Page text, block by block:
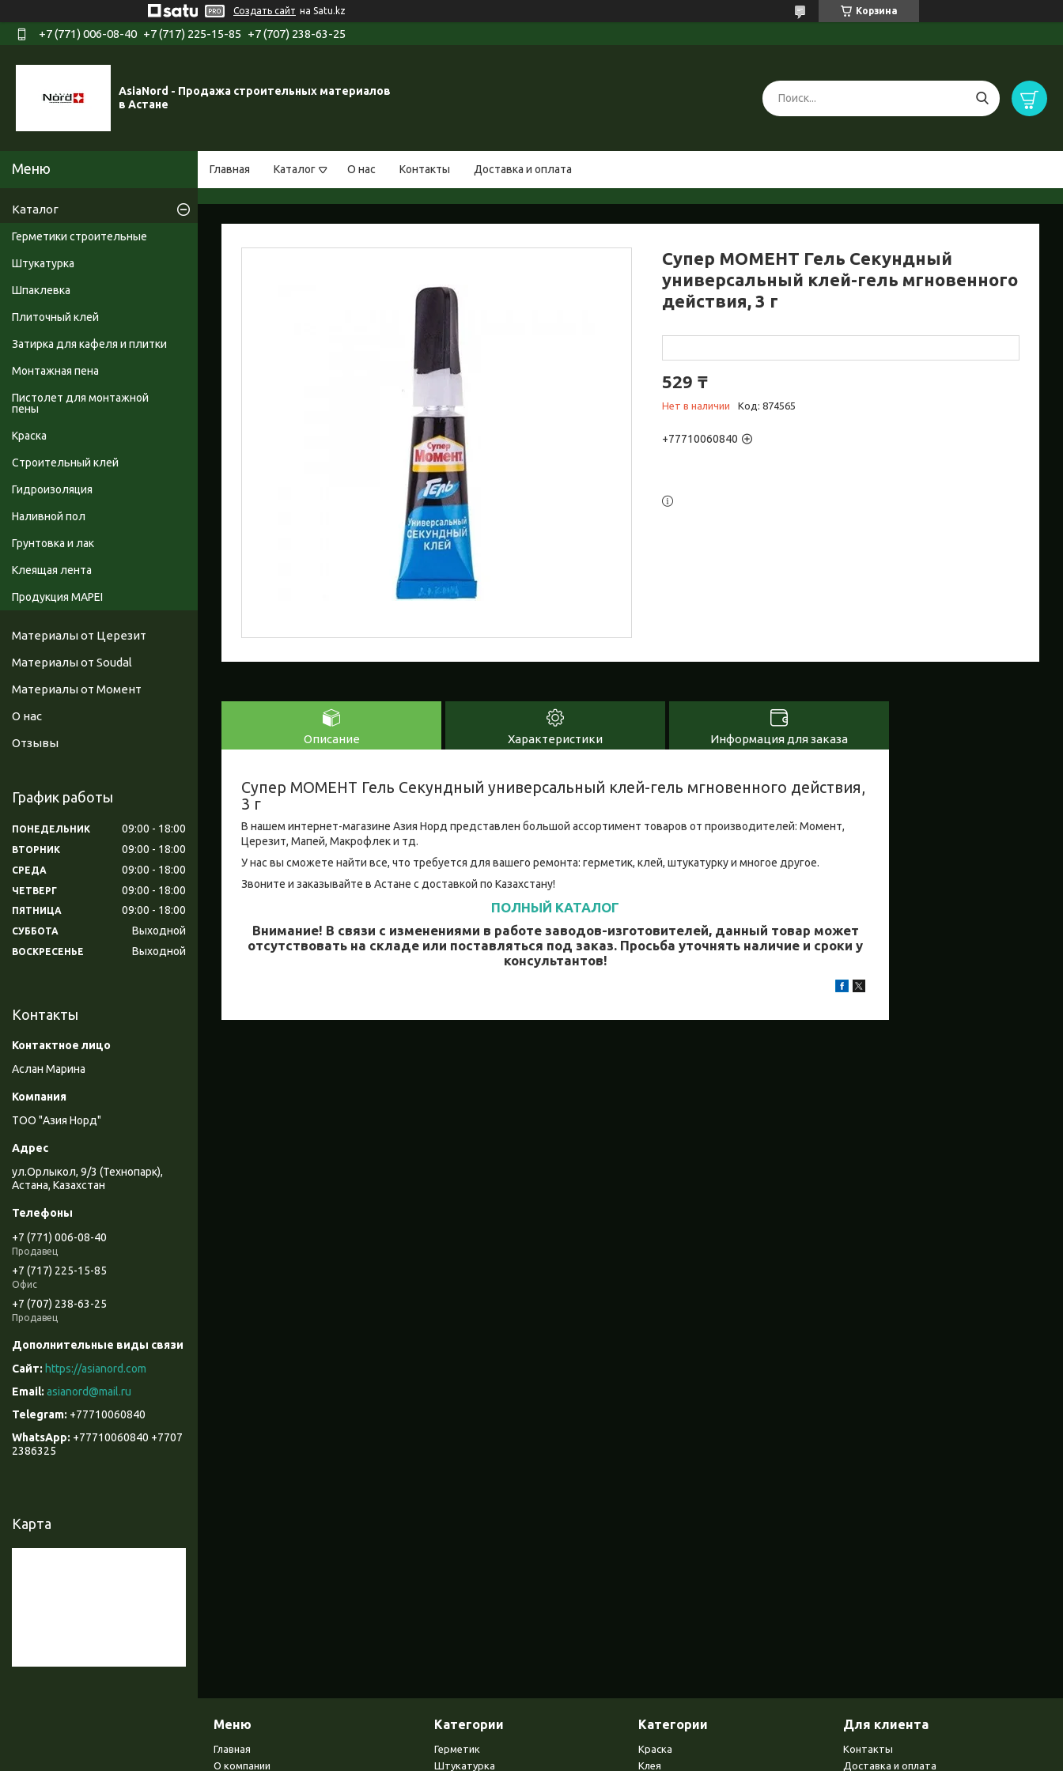
Создать сайт на Satu.kz Корзина
+7 (771) 006-08-40 +7 (717) 225-15-85 +7 (707) 238-63-25
AsiaNord - Продажа строительных материалов
в Астане
Главная Каталог О нас Контакты Доставка и оплата
Супер МОМЕНТ Гель Секундный
универсальный клей-гель мгновенного
действия, 3 г
529 ₸
Нет в наличии Код: 874565
+77710060840
Описание Характеристики Информация для заказа
Супер МОМЕНТ Гель Секундный универсальный клей-гель мгновенного действия,
3 г
В нашем интернет-магазине Азия Норд представлен большой ассортимент товаров от производителей: Момент,
Церезит, Мапей, Макрофлек и тд.
У нас вы сможете найти все, что требуется для вашего ремонта: герметик, клей, штукатурку и многое другое.
Звоните и заказывайте в Астане с доставкой по Казахстану!
ПОЛНЫЙ КАТАЛОГ
Внимание! В связи с изменениями в работе заводов-изготовителей, данный товар может
отсутствовать на складе или поставляться под заказ. Просьба уточнять наличие и сроки у
консультантов!
Каталог
Герметики строительные
Штукатурка
Шпаклевка
Плиточный клей
Затирка для кафеля и плитки
Монтажная пена
Пистолет для монтажной
пены
Краска
Строительный клей
Гидроизоляция
Наливной пол
Грунтовка и лак
Клеящая лента
Продукция MAPEI
Материалы от Церезит
Материалы от Soudal
Материалы от Момент
О нас
Отзывы
График работы
ПОНЕДЕЛЬНИК 09:00 18:00
ВТОРНИК 09:00 18:00
СРЕДА 09:00 18:00
ЧЕТВЕРГ 09:00 18:00
ПЯТНИЦА 09:00 18:00
СУББОТА Выходной
ВОСКРЕСЕНЬЕ Выходной
Контакты
Аслан Марина
ТОО "Азия Норд"
ул.Орлыкол, 9/3 (Технопарк),
Астана, Казахстан
+7 (771) 006-08-40
Продавец
+7 (717) 225-15-85
Офис
+7 (707) 238-63-25
Продавец
https://asianord.com
asianord@mail.ru
+77710060840
+77710060840 +7707
2386325
Карта
Меню
Главная
О компании
Категории
Герметик
Штукатурка
Категории
Краска
Клея
Для клиента
Контакты
Доставка и оплата